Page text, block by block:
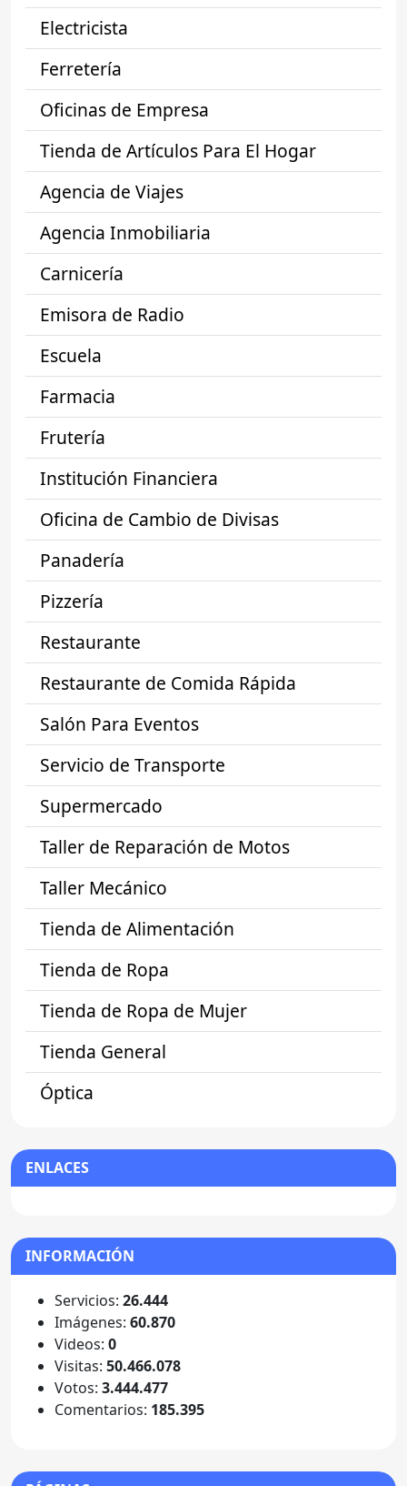
Electricista
Ferretería
Oficinas de Empresa
Tienda de Artículos Para El Hogar
Agencia de Viajes
Agencia Inmobiliaria
Carnicería
Emisora de Radio
Escuela
Farmacia
Frutería
Institución Financiera
Oficina de Cambio de Divisas
Panadería
Pizzería
Restaurante
Restaurante de Comida Rápida
Salón Para Eventos
Servicio de Transporte
Supermercado
Taller de Reparación de Motos
Taller Mecánico
Tienda de Alimentación
Tienda de Ropa
Tienda de Ropa de Mujer
Tienda General
Óptica
ENLACES
INFORMACIÓN
Servicios: 26.444
Imágenes: 60.870
Videos: 0
Visitas: 50.466.078
Votos: 3.444.477
Comentarios: 185.395